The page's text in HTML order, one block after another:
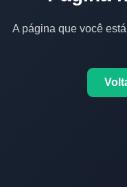
A página que você